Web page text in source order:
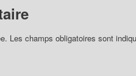
Les champs obligatoires sont